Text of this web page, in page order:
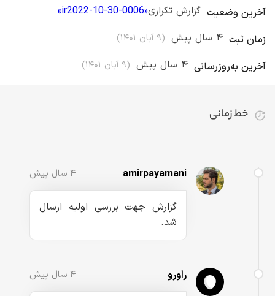
آخرین وضعیت گزارش تکراری«
ir2022-10-30-0006
»
زمان ثبت ۴ سال پیش (۹ آبان ۱۴۰۱ )
آخرین به‌روزرسانی ۴ سال پیش (۹ آبان ۱۴۰۱ )
خط زمانی
amirpayamani ۴ سال پیش
گزارش جهت بررسی اولیه ارسال
شد.
راورو ۴ سال پیش